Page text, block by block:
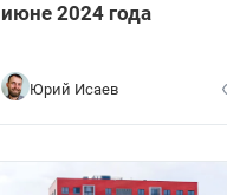
июне 2024 года
Юрий Исаев